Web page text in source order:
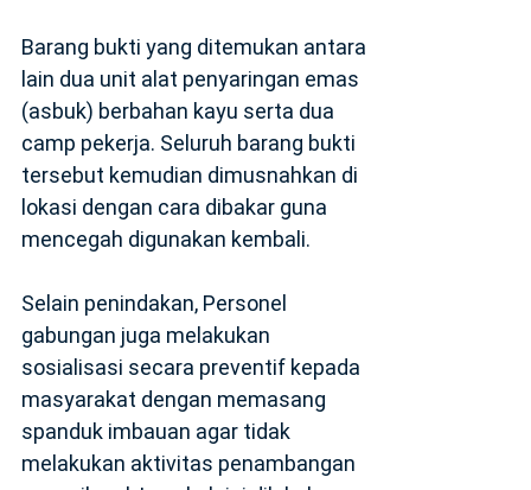
‎Barang bukti yang ditemukan antara
lain dua unit alat penyaringan emas
(asbuk) berbahan kayu serta dua
camp pekerja. Seluruh barang bukti
tersebut kemudian dimusnahkan di
lokasi dengan cara dibakar guna
mencegah digunakan kembali.
‎Selain penindakan, Personel
gabungan juga melakukan
sosialisasi secara preventif kepada
masyarakat dengan memasang
spanduk imbauan agar tidak
melakukan aktivitas penambangan